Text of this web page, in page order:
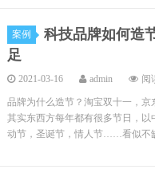
案例
科技品牌如何造
足
2021-03-16 admin 阅
品牌为什么造节？淘宝双十一，
其实东西方每年都有很多节日，
动节，圣诞节，情人节……看似不